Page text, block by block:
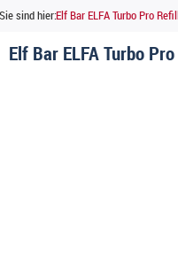
Sie sind hier:Elf Bar ELFA Turbo Pro
Elf Bar ELFA Turbo